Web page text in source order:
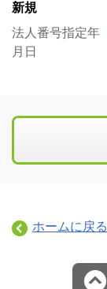
新規
法人番号指定年
月日
ホームに戻る